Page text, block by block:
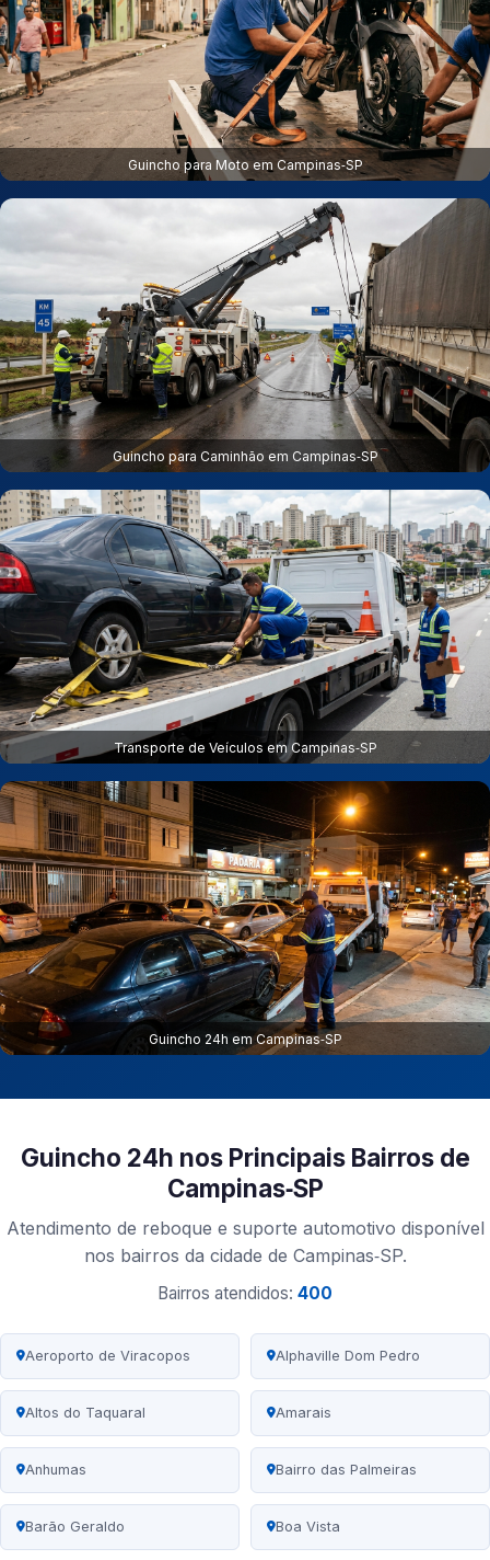
Guincho para Moto em Campinas‑SP
Guincho para Caminhão em Campinas‑SP
Transporte de Veículos em Campinas‑SP
Guincho 24h em Campinas‑SP
Guincho 24h nos Principais Bairros de
Campinas‑SP
Atendimento de reboque e suporte automotivo disponível
nos bairros da cidade de Campinas‑SP.
Bairros atendidos: 400
Aeroporto de Viracopos Alphaville Dom Pedro
Altos do Taquaral Amarais
Anhumas Bairro das Palmeiras
Barão Geraldo Boa Vista